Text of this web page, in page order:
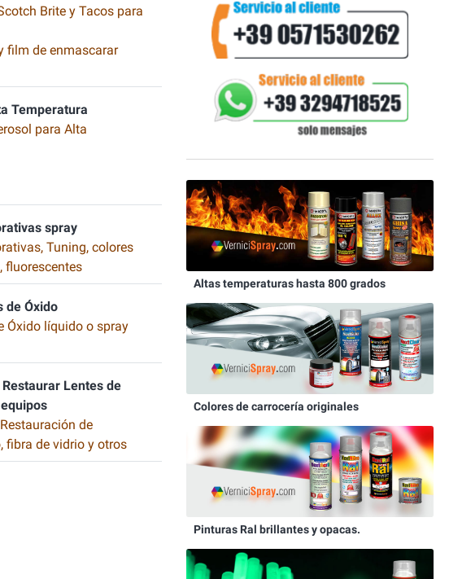
Brite y Tacos para
film de enmascarar
Temperatura
para Alta
spray
Tuning, colores
fluorescentes
de Óxido
Óxido líquido o spray
Lentes de
de
fibra de vidrio y otros
Altas temperaturas hasta 800 grados
Colores de carrocería originales
Pinturas Ral brillantes y opacas.